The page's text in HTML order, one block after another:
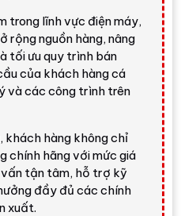
Điện Máy
không?
10.5 kg TW-
lựa chọn đáng cân nhắc
giặt cửa trước cao cấp
kế đẹp, lồng giặt lớn,
trong lĩnh vực điện máy,
rộng nguồn hàng, nâng
tối ưu quy trình bán
của khách hàng cá
và các công trình trên
khách hàng không chỉ
chính hãng với mức giá
tận tâm, hỗ trợ kỹ
đầy đủ các chính
xuất.